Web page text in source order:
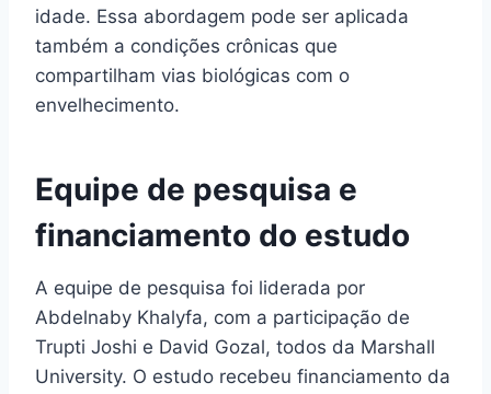
idade. Essa abordagem pode ser aplicada
também a condições crônicas que
compartilham vias biológicas com o
envelhecimento.
Equipe de pesquisa e
financiamento do estudo
A equipe de pesquisa foi liderada por
Abdelnaby Khalyfa, com a participação de
Trupti Joshi e David Gozal, todos da Marshall
University. O estudo recebeu financiamento da